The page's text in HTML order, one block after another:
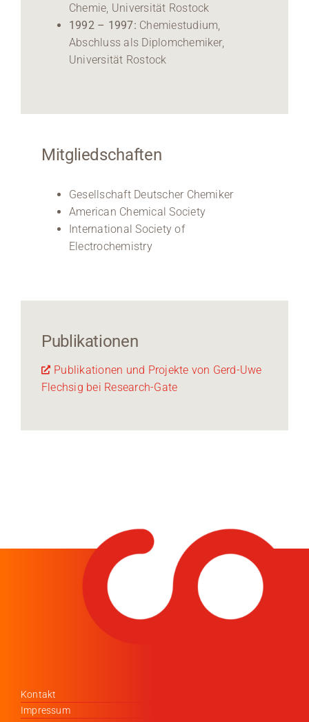
Chemie, Universität Rostock
1992 – 1997: Chemiestudium,
Abschluss als Diplomchemiker,
Universität Rostock
Mitgliedschaften
Gesellschaft Deutscher Chemiker
American Chemical Society
International Society of
Electrochemistry
Publikationen
Publikationen und Projekte von Gerd-Uwe
Flechsig bei Research-Gate
Kontakt
Impressum